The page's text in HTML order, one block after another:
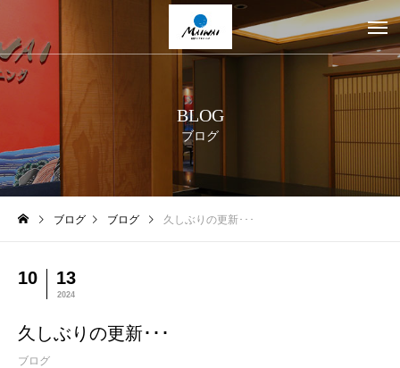
BLOG
ブログ
ブログ ブログ 久しぶりの更新･･･
10 13
2024
久しぶりの更新･･･
ブログ